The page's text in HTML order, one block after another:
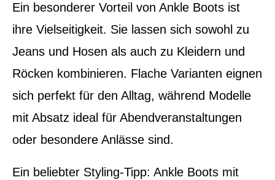
Ein besonderer Vorteil von Ankle Boots ist
ihre Vielseitigkeit. Sie lassen sich sowohl zu
Jeans und Hosen als auch zu Kleidern und
Röcken kombinieren. Flache Varianten eignen
sich perfekt für den Alltag, während Modelle
mit Absatz ideal für Abendveranstaltungen
oder besondere Anlässe sind.
Ein beliebter Styling-Tipp: Ankle Boots mit